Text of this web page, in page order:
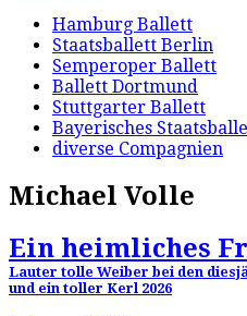
Hamburg Ballett
Staatsballett Berlin
Semperoper Ballett
Ballett Dortmund
Stuttgarter Ballett
Bayerisches
diverse Compagnien
Michael Volle
Ein heimliches
Lauter tolle Weiber bei den
und ein toller Kerl 2026